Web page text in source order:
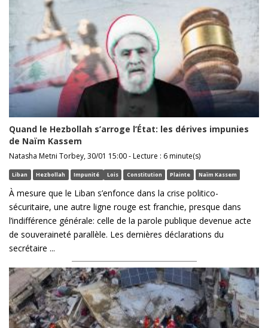
Quand le Hezbollah s’arroge l’État: les dérives impunies
de Naïm Kassem
Natasha Metni Torbey, 30/01 15:00 - Lecture : 6 minute(s)
Liban Hezbollah Impunité Lois Constitution Plainte Naïm Kassem
À mesure que le Liban s’enfonce dans la crise politico-
sécuritaire, une autre ligne rouge est franchie, presque dans
l’indifférence générale: celle de la parole publique devenue acte
de souveraineté parallèle. Les dernières déclarations du
secrétaire ...